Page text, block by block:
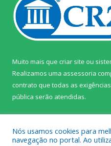
Muito mais que criar site ou
Realizamos uma assessoria
contrato que todas as
pública serão atendidas.
Nós usamos cookies para
navegação no portal. Ao